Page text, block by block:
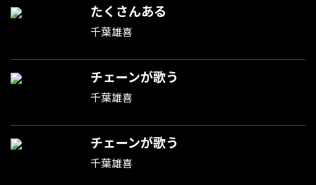
たくさんある
千葉雄喜
チェーンが歌う
千葉雄喜
チェーンが歌う
千葉雄喜